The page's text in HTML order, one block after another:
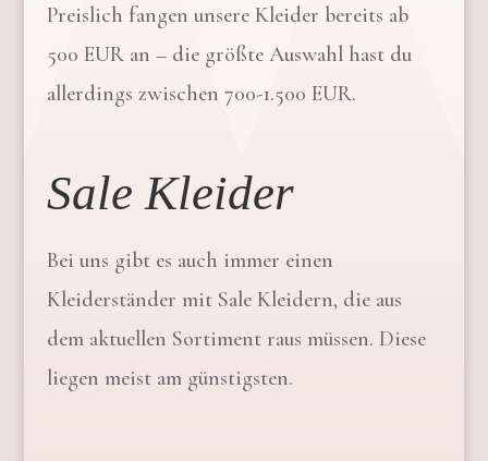
Preislich fangen unsere Kleider bereits ab
500 EUR an – die größte Auswahl hast du
allerdings zwischen 700-1.500 EUR.
Sale Kleider
Bei uns gibt es auch immer einen
Kleiderständer mit Sale Kleidern, die aus
dem aktuellen Sortiment raus müssen. Diese
liegen meist am günstigsten.